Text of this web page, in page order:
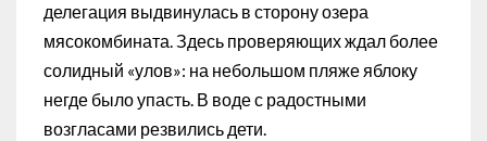
делегация выдвинулась в сторону озера
мясокомбината. Здесь проверяющих ждал более
солидный «улов»: на небольшом пляже яблоку
негде было упасть. В воде с радостными
возгласами резвились дети.